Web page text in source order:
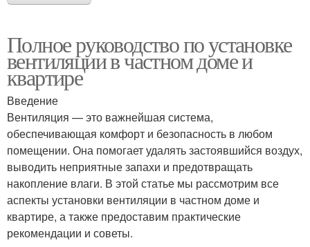
Полное руководство по установке
вентиляции в частном доме и
квартире
Введение
Вентиляция — это важнейшая система,
обеспечивающая комфорт и безопасность в любом
помещении. Она помогает удалять застоявшийся воздух,
выводить неприятные запахи и предотвращать
накопление влаги. В этой статье мы рассмотрим все
аспекты установки вентиляции в частном доме и
квартире, а также предоставим практические
рекомендации и советы.